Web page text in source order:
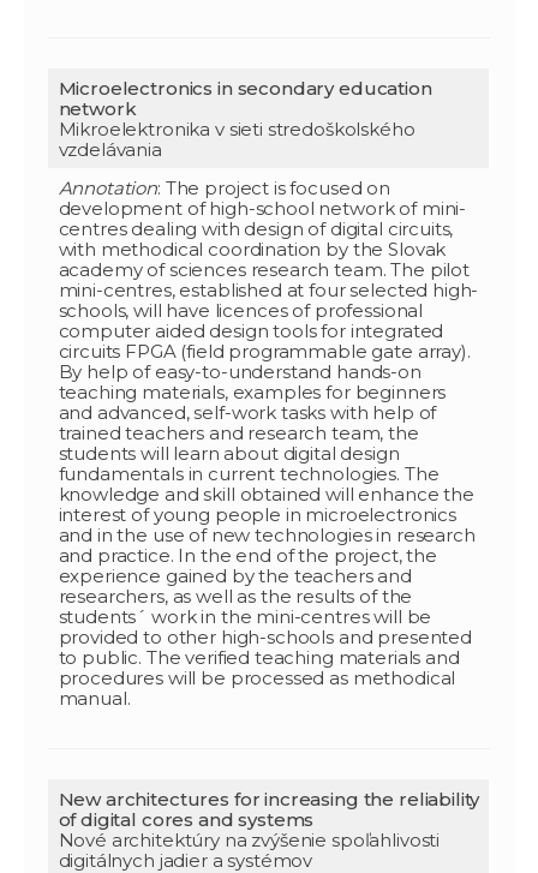
Microelectronics in secondary education
network
Mikroelektronika v sieti stredoškolského
vzdelávania
Annotation: The project is focused on
development of high-school network of mini-
centres dealing with design of digital circuits,
with methodical coordination by the Slovak
academy of sciences research team. The pilot
mini-centres, established at four selected high-
schools, will have licences of professional
computer aided design tools for integrated
circuits FPGA (field programmable gate array).
By help of easy-to-understand hands-on
teaching materials, examples for beginners
and advanced, self-work tasks with help of
trained teachers and research team, the
students will learn about digital design
fundamentals in current technologies. The
knowledge and skill obtained will enhance the
interest of young people in microelectronics
and in the use of new technologies in research
and practice. In the end of the project, the
experience gained by the teachers and
researchers, as well as the results of the
students´ work in the mini-centres will be
provided to other high-schools and presented
to public. The verified teaching materials and
procedures will be processed as methodical
manual.
New architectures for increasing the reliability
of digital cores and systems
Nové architektúry na zvýšenie spoľahlivosti
digitálnych jadier a systémov